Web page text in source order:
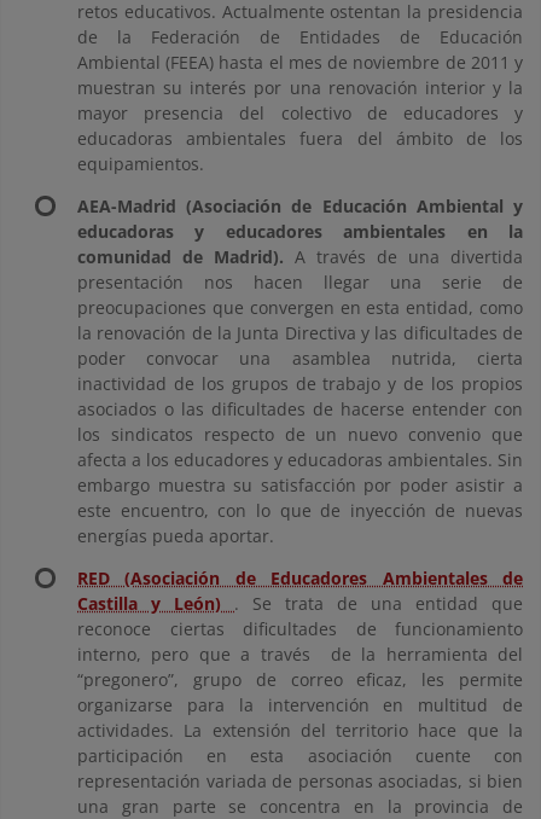
retos educativos. Actualmente ostentan la presidencia
de la Federación de Entidades de Educación
Ambiental (FEEA) hasta el mes de noviembre de 2011 y
muestran su interés por una renovación interior y la
mayor presencia del colectivo de educadores y
educadoras ambientales fuera del ámbito de los
equipamientos.
AEA-Madrid (Asociación de Educación Ambiental y
educadoras y educadores ambientales en la
comunidad de Madrid). A través de una divertida
presentación nos hacen llegar una serie de
preocupaciones que convergen en esta entidad, como
la renovación de la Junta Directiva y las dificultades de
poder convocar una asamblea nutrida, cierta
inactividad de los grupos de trabajo y de los propios
asociados o las dificultades de hacerse entender con
los sindicatos respecto de un nuevo convenio que
afecta a los educadores y educadoras ambientales. Sin
embargo muestra su satisfacción por poder asistir a
este encuentro, con lo que de inyección de nuevas
energías pueda aportar.
RED (Asociación de Educadores Ambientales de
Castilla y León)
. Se trata de una entidad que
reconoce ciertas dificultades de funcionamiento
interno, pero que a través de la herramienta del
“pregonero”, grupo de correo eficaz, les permite
organizarse para la intervención en multitud de
actividades. La extensión del territorio hace que la
participación en esta asociación cuente con
representación variada de personas asociadas, si bien
una gran parte se concentra en la provincia de